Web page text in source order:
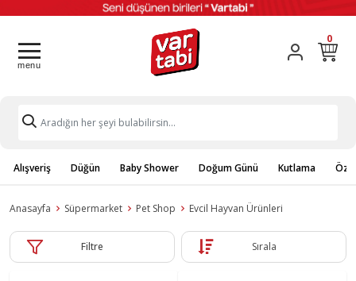
0
Alışveriş Düğün Baby Shower Doğum Günü Kutlama
Anasayfa Süpermarket Pet Shop Evcil Hayvan Ürünleri
Filtre Sırala